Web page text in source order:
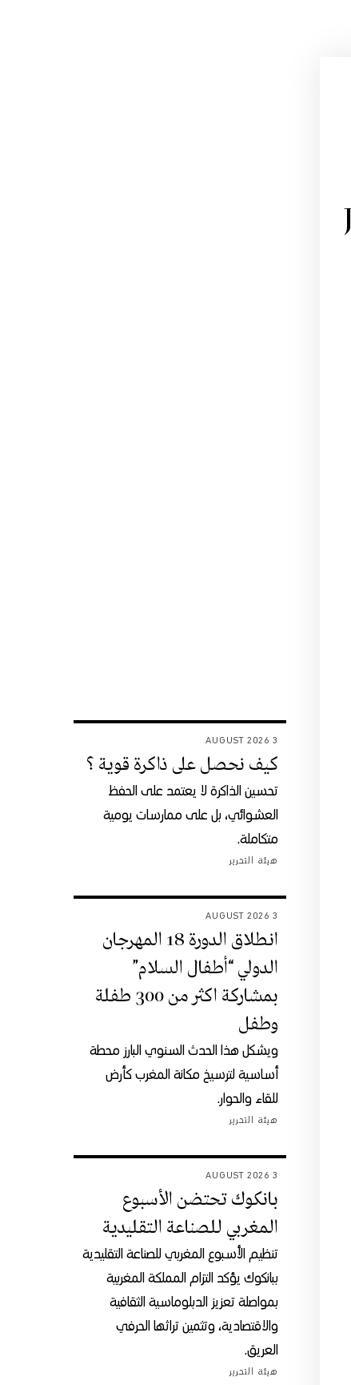
3 AUGUST 2026
كيف نحصل على ذاكرة قوية ؟
تحسين الذاكرة لا يعتمد على الحفظ
العشوائي، بل على ممارسات يومية
متكاملة.
هيئة التحرير
3 AUGUST 2026
انطلاق الدورة 18 المهرجان
الدولي “أطفال السلام”
بمشاركة اكثر من 300 طفلة
وطفل
ويشكل هذا الحدث السنوي البارز محطة
أساسية لترسيخ مكانة المغرب كأرض
للقاء والحوار.
هيئة التحرير
3 AUGUST 2026
بانكوك تحتضن الأسبوع
المغربي للصناعة التقليدية
تنظيم الأسبوع المغربي للصناعة التقليدية
ببانكوك يؤكد التزام المملكة المغربية
بمواصلة تعزيز الدبلوماسية الثقافية
والاقتصادية، وتثمين تراثها الحرفي
العريق.
هيئة التحرير